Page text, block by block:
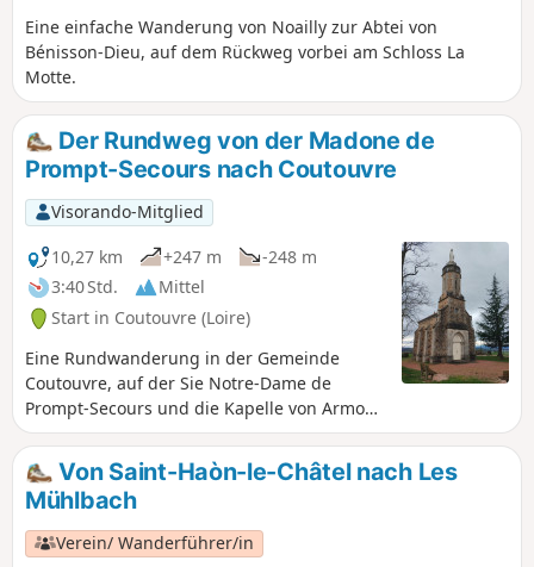
Eine einfache Wanderung von Noailly zur Abtei von
Bénisson-Dieu, auf dem Rückweg vorbei am Schloss La
Motte.
Der Rundweg von der Madone de
Prompt-Secours nach Coutouvre
Visorando-Mitglied
10,27 km
+247 m
-248 m
3:40 Std.
Mittel
Start in Coutouvre (Loire)
Eine Rundwanderung in der Gemeinde
Coutouvre, auf der Sie Notre-Dame de
Prompt-Secours und die Kapelle von Armont
entdecken können. Die Route bietet entlang
des Trambouzan einen Panoramablick auf
das Roannais.
Von Saint-Haòn-le-Châtel nach Les
Mühl­bach
Verein/ Wanderführer/in